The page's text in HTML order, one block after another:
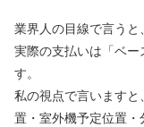
業界人の目線で言うと
実際の支払いは「ベー
す。
私の視点で言います
置・室外機予定位置・